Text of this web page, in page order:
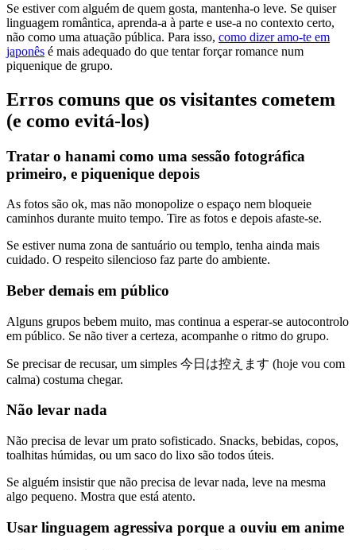
Se estiver com alguém de quem gosta, mantenha-o leve. Se quiser
linguagem romântica, aprenda-a à parte e use-a no contexto certo,
não como uma atuação pública. Para isso, como dizer amo-te em
japonês é mais adequado do que tentar forçar romance num
piquenique de grupo.
Erros comuns que os visitantes cometem
(e como evitá-los)
Tratar o hanami como uma sessão fotográfica
primeiro, e piquenique depois
As fotos são ok, mas não monopolize o espaço nem bloqueie
caminhos durante muito tempo. Tire as fotos e depois afaste-se.
Se estiver numa zona de santuário ou templo, tenha ainda mais
cuidado. O respeito silencioso faz parte do ambiente.
Beber demais em público
Alguns grupos bebem muito, mas continua a esperar-se autocontrolo
em público. Se não tiver a certeza, acompanhe o ritmo do grupo.
Se precisar de recusar, um simples 今日は控えます (hoje vou com
calma) costuma chegar.
Não levar nada
Não precisa de levar um prato sofisticado. Snacks, bebidas, copos,
toalhitas húmidas, ou um saco do lixo são todos úteis.
Se alguém insistir que não precisa de levar nada, leve na mesma
algo pequeno. Mostra que está atento.
Usar linguagem agressiva porque a ouviu em anime